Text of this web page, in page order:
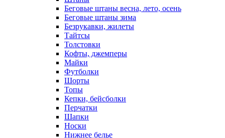
Беговые штаны весна, лето, осень
Беговые штаны зима
Безрукавки, жилеты
Тайтсы
Толстовки
Кофты, джемперы
Майки
Футболки
Шорты
Топы
Кепки, бейсболки
Перчатки
Шапки
Носки
Нижнее белье